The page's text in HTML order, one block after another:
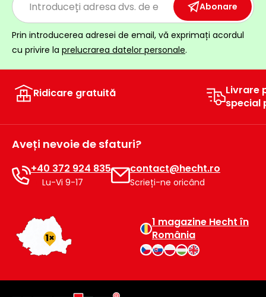
Abonare
Prin introducerea adresei de email, vă exprimați acordul
cu privire la prelucrarea datelor personale.
Ridicare gratuită
Livrare
special
Aveți nevoie de sfaturi?
+40 372 924 835
Lu-Vi 9-17
contact@hecht.ro
Scrieți-ne oricând
1 magazine Hecht în
România